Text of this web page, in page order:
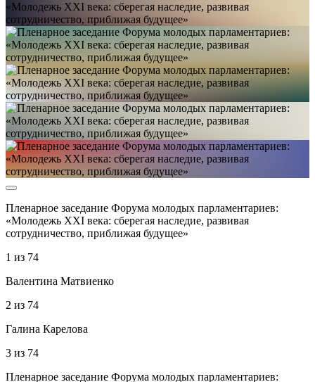
Пленарное заседание Форума молодых парламентариев:
«Молодежь XXI века: сберегая наследие, развивая
сотрудничество, приближая будущее»
1 из 74
Валентина Матвиенко
2 из 74
Галина Карелова
3 из 74
Пленарное заседание Форума молодых парламентариев: